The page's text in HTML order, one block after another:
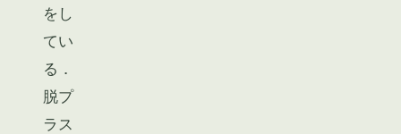
をし
てい
る．
脱プ
ラス